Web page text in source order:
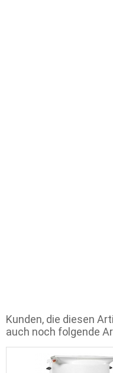
Kunden, die diesen
auch noch folgende